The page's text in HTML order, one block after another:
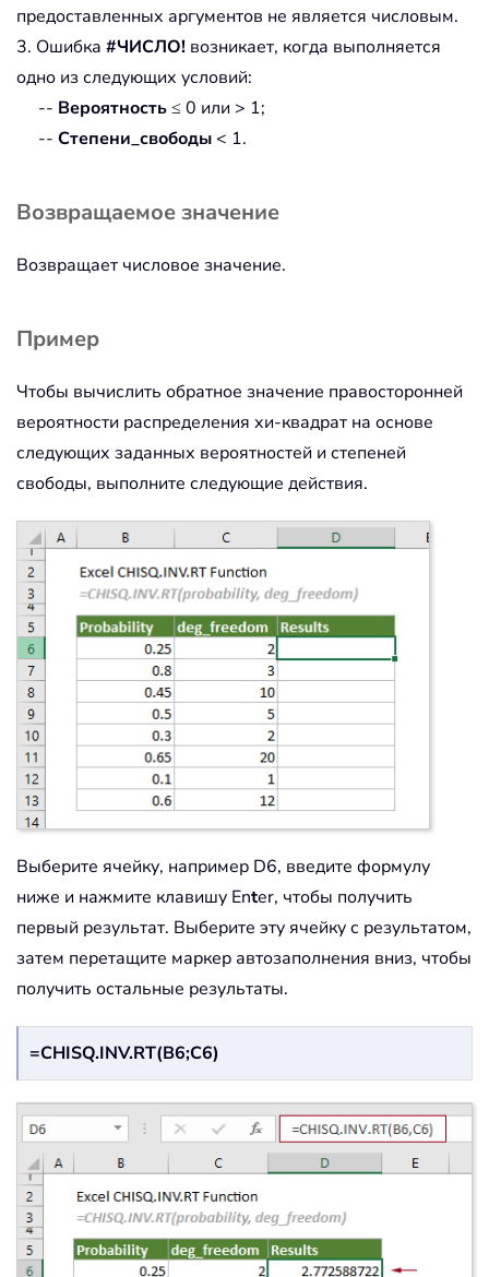
предоставленных аргументов не является числовым.
3. Ошибка #ЧИСЛО! возникает, когда выполняется
одно из следующих условий:
-- Вероятность≤ 0 или > 1;
-- Степени_свободы< 1.
Возвращаемое значение
Возвращает числовое значение.
Пример
Чтобы вычислить обратное значение правосторонней
вероятности распределения хи-квадрат на основе
следующих заданных вероятностей и степеней
свободы, выполните следующие действия.
Выберите ячейку, например D6, введите формулу
ниже и нажмите клавишу Enter, чтобы получить
первый результат. Выберите эту ячейку с результатом,
затем перетащите маркер автозаполнения вниз, чтобы
получить остальные результаты.
=CHISQ.INV.RT(B6;C6)